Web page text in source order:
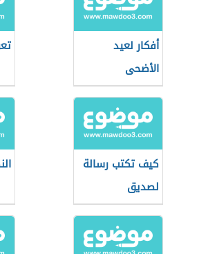
أفكار لعيد
الأضحى
كيف تكتب رسالة
لصديق